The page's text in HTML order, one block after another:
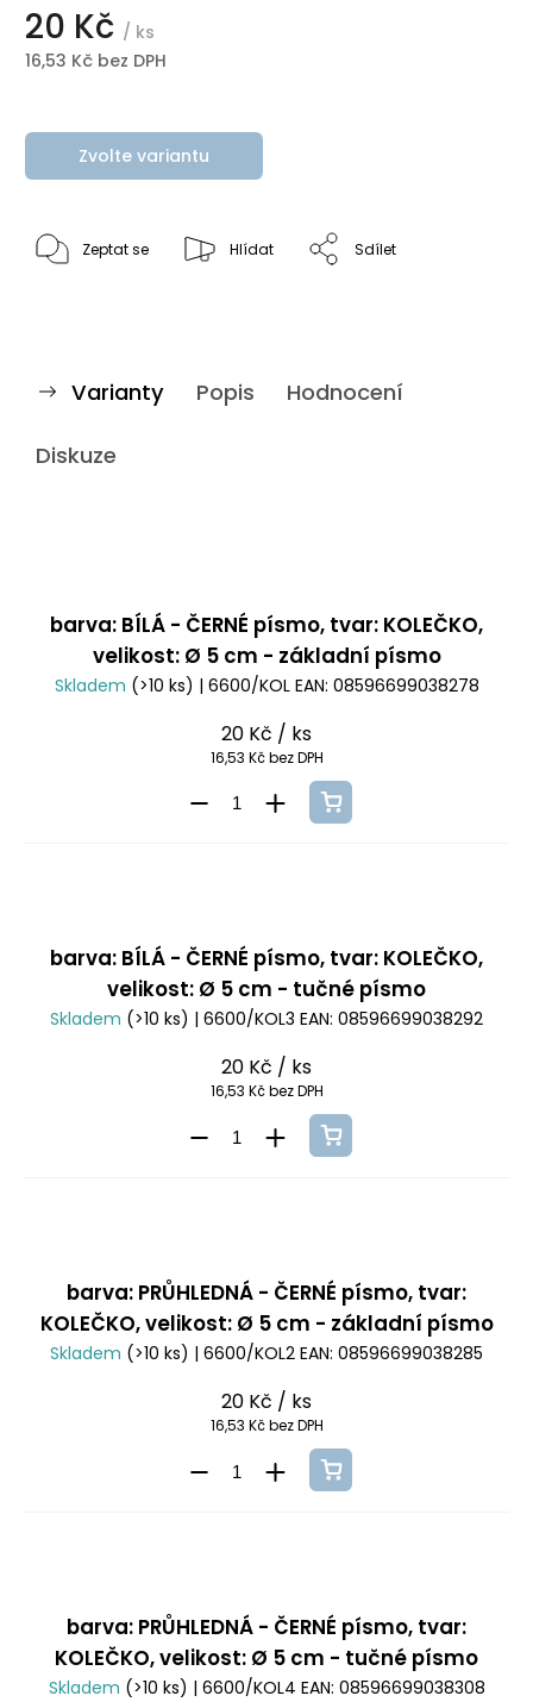
20 Kč / ks
16,53 Kč bez DPH
Zvolte variantu
Zeptat se Hlídat Sdílet
Varianty Popis Hodnocení
Diskuze
barva: BÍLÁ - ČERNÉ písmo, tvar: KOLEČKO,
velikost: Ø 5 cm - základní písmo
Skladem (>10 ks) | 6600/KOL EAN: 08596699038278
20 Kč / ks
16,53 Kč bez DPH
barva: BÍLÁ - ČERNÉ písmo, tvar: KOLEČKO,
velikost: Ø 5 cm - tučné písmo
Skladem (>10 ks) | 6600/KOL3 EAN: 08596699038292
20 Kč / ks
16,53 Kč bez DPH
barva: PRŮHLEDNÁ - ČERNÉ písmo, tvar:
KOLEČKO, velikost: Ø 5 cm - základní písmo
Skladem (>10 ks) | 6600/KOL2 EAN: 08596699038285
20 Kč / ks
16,53 Kč bez DPH
barva: PRŮHLEDNÁ - ČERNÉ písmo, tvar:
KOLEČKO, velikost: Ø 5 cm - tučné písmo
Skladem (>10 ks) | 6600/KOL4 EAN: 08596699038308